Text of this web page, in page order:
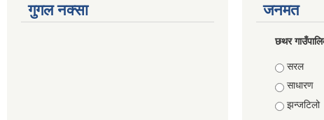
गुगल नक्सा जनमत
छथर
Choices
सरल
साधारण
झन्जटिलो